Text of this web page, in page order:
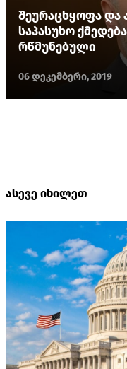
შეურაცხყოფა და
საპასუხო
რწმუნებული
06 დეკემბერი, 2019
ასევე იხილეთ